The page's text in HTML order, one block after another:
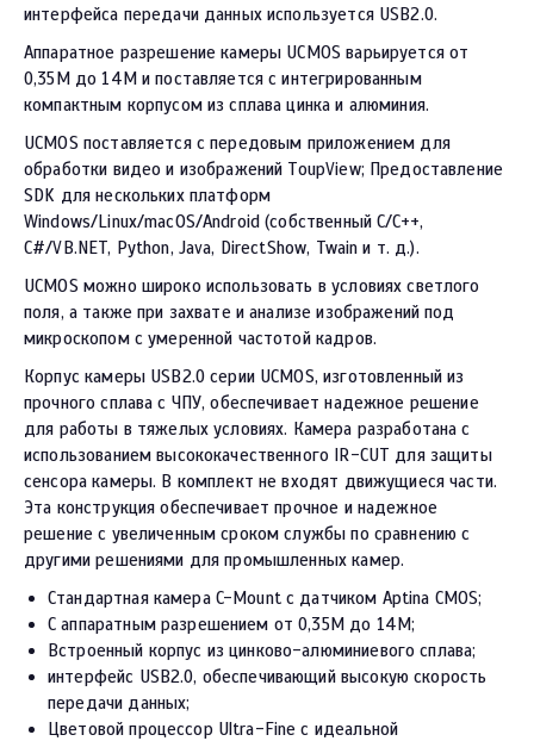
интерфейса передачи данных используется USB2.0.
Аппаратное разрешение камеры UCMOS варьируется от
0,35M до 14M и поставляется с интегрированным
компактным корпусом из сплава цинка и алюминия.
UCMOS поставляется с передовым приложением для
обработки видео и изображений ToupView; Предоставление
SDK для нескольких платформ
Windows/Linux/macOS/Android (собственный C/C++,
C#/VB.NET, Python, Java, DirectShow, Twain и т. д.).
UCMOS можно широко использовать в условиях светлого
поля, а также при захвате и анализе изображений под
микроскопом с умеренной частотой кадров.
Корпус камеры USB2.0 серии UCMOS, изготовленный из
прочного сплава с ЧПУ, обеспечивает надежное решение
для работы в тяжелых условиях. Камера разработана с
использованием высококачественного IR-CUT для защиты
сенсора камеры. В комплект не входят движущиеся части.
Эта конструкция обеспечивает прочное и надежное
решение с увеличенным сроком службы по сравнению с
другими решениями для промышленных камер.
Стандартная камера C-Mount с датчиком Aptina CMOS;
С аппаратным разрешением от 0,35M до 14M;
Встроенный корпус из цинково-алюминиевого сплава;
интерфейс USB2.0, обеспечивающий высокую скорость
передачи данных;
Цветовой процессор Ultra-Fine с идеальной